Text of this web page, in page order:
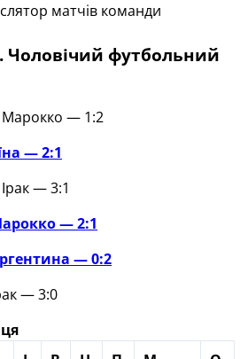
матчів команди
Чоловічий футбольний
— 1:2
— 2:1
— 3:1
— 2:1
— 0:2
— 3:0